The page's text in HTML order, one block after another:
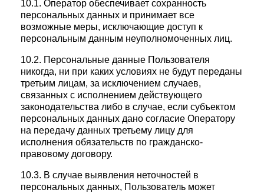
10.1. Оператор обеспечивает сохранность
персональных данных и принимает все
возможные меры, исключающие доступ к
персональным данным неуполномоченных лиц.
10.2. Персональные данные Пользователя
никогда, ни при каких условиях не будут переданы
третьим лицам, за исключением случаев,
связанных с исполнением действующего
законодательства либо в случае, если субъектом
персональных данных дано согласие Оператору
на передачу данных третьему лицу для
исполнения обязательств по гражданско-
правовому договору.
10.3. В случае выявления неточностей в
персональных данных, Пользователь может